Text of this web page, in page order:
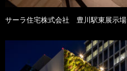
サーラ住宅株式会社 豊川駅東展示場